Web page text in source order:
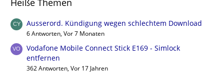
Heiße Themen
Ausserord. Kündigung wegen schlechtem Download
6 Antworten, Vor 7 Monaten
Vodafone Mobile Connect Stick E169 - Simlock
entfernen
362 Antworten, Vor 17 Jahren